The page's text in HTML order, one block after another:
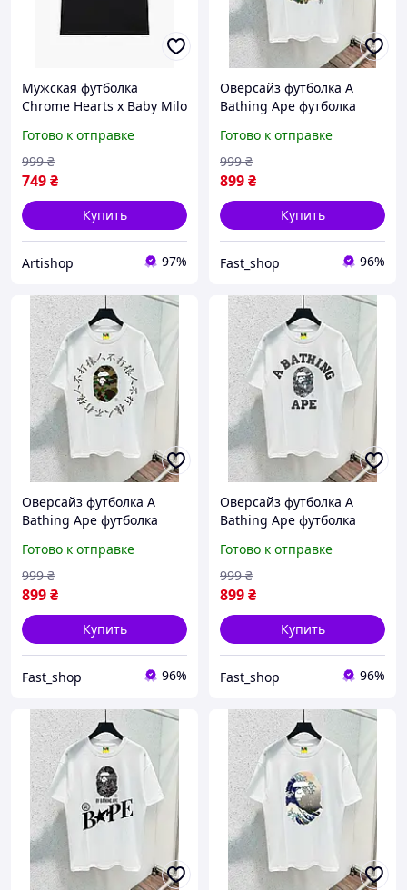
Мужская футболка
Chrome Hearts x Baby Milo
футболка бейп хром хартс
Готово к отправке
749₴
999 ₴
Купить
Artishop 97%
Оверсайз футболка A
Bathing Ape футболка
bape футболка Bape
Готово к отправке
899₴
999 ₴
Купить
Fast_shop 96%
Оверсайз футболка A
Bathing Ape футболка
bape футболка Bape
Готово к отправке
899₴
999 ₴
Купить
Fast_shop 96%
Оверсайз футболка A
Bathing Ape футболка
bape футболка Bape
Готово к отправке
899₴
999 ₴
Купить
Fast_shop 96%